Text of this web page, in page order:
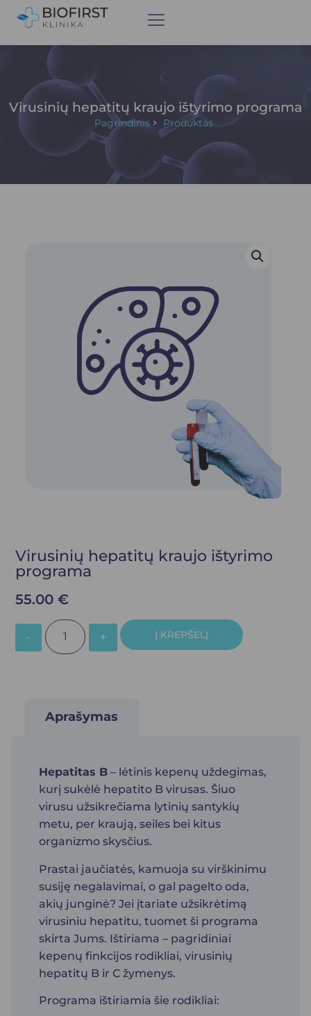
Virusinių hepatitų kraujo ištyrimo programa
Pagrindinis Produktas
Virusinių hepatitų kraujo ištyrimo
programa
55.00€
Į KREPŠELĮ
Aprašymas
Hepatitas B – lėtinis kepenų uždegimas,
kurį sukėlė hepatito B virusas. Šiuo
virusu užsikrečiama lytinių santykių
metu, per kraują, seiles bei kitus
organizmo skysčius.
Prastai jaučiatės, kamuoja su virškinimu
susiję negalavimai, o gal pagelto oda,
akių junginė? Jei įtariate užsikrėtimą
virusiniu hepatitu, tuomet ši programa
skirta Jums. Ištiriama – pagridiniai
kepenų finkcijos rodikliai, virusinių
hepatitų B ir C žymenys.
Programa ištiriamia šie rodikliai: